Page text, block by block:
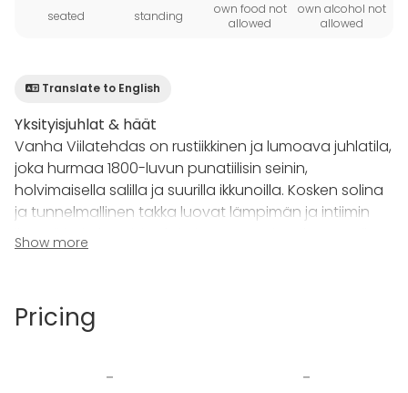
seated standing
own food not
allowed
own alcohol not
allowed
Translate to English
Yksityisjuhlat & häät
Vanha Viilatehdas on rustiikkinen ja lumoava juhlatila,
joka hurmaa 1800-luvun punatiilisin seinin,
holvimaisella salilla ja suurilla ikkunoilla. Kosken solina
ja tunnelmallinen takka luovat lämpimän ja intiimin
ilmapiirin, ja kesäisin yksityinen terassi veden äärellä
tarjoaa unohtumattomat puitteet myös valokuville.
Show more
Pricing
- -